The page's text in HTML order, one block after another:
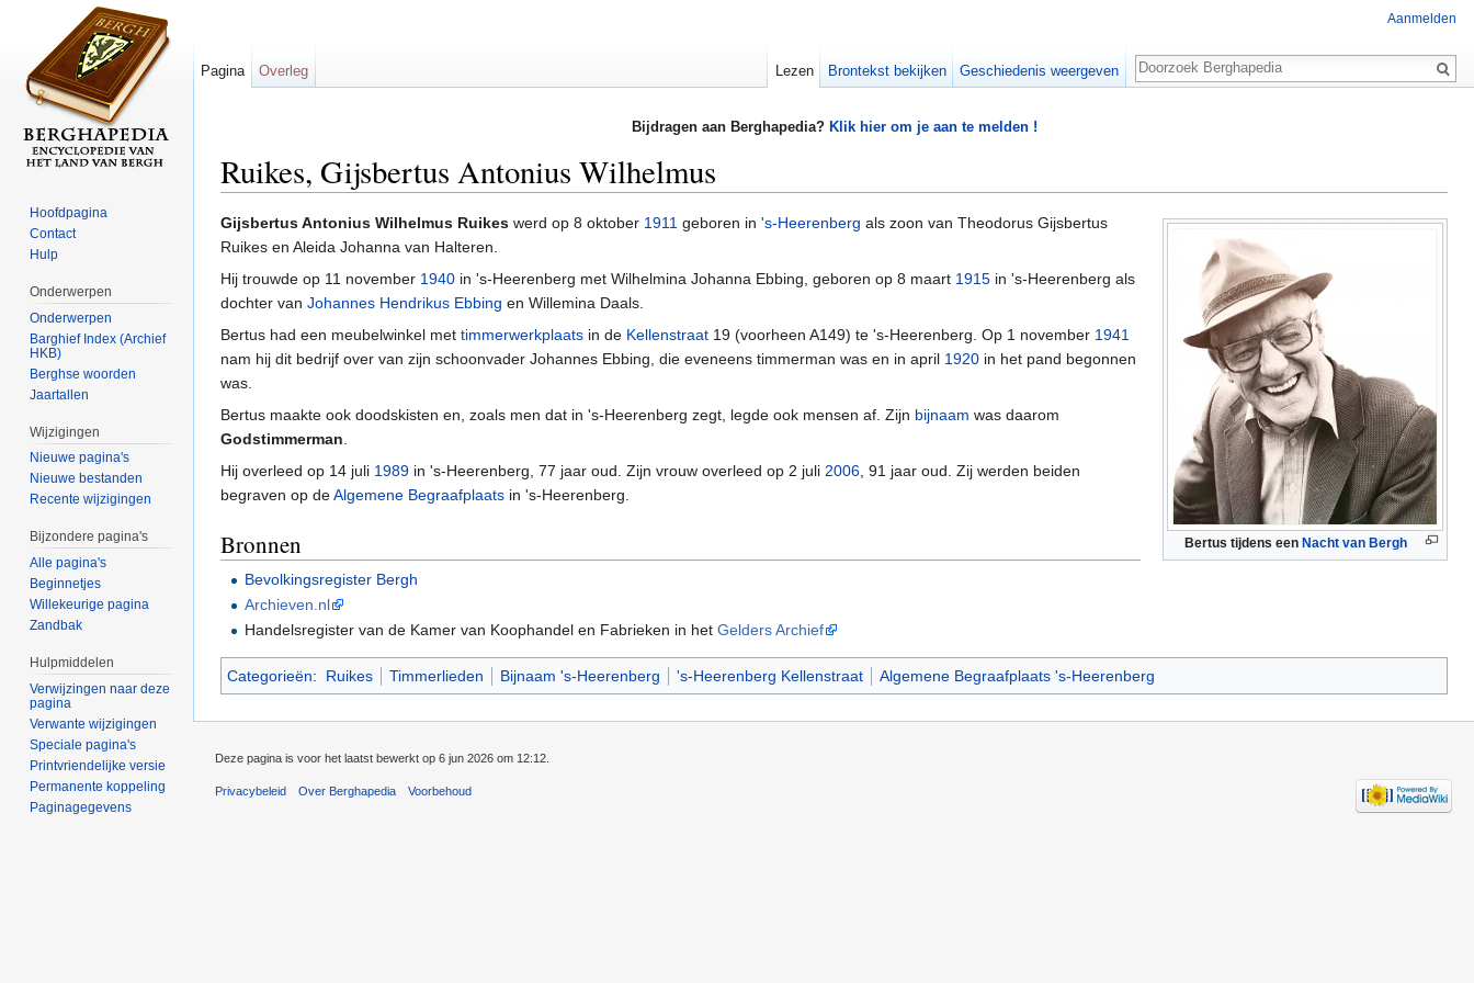
Bijdragen aan Berghapedia? Klik hier om je aan te melden !
Ruikes, Gijsbertus Antonius Wilhelmus
Bertus tijdens een Nacht van Bergh
Gijsbertus Antonius Wilhelmus Ruikes werd op 8 oktober 1911 geboren in 's-Heerenberg als zoon van Theodorus Gijsbertus
Ruikes en Aleida Johanna van Halteren.
Hij trouwde op 11 november 1940 in 's-Heerenberg met Wilhelmina Johanna Ebbing, geboren op 8 maart 1915 in 's-Heerenberg als
dochter van Johannes Hendrikus Ebbing en Willemina Daals.
Bertus had een meubelwinkel met timmerwerkplaats in de Kellenstraat 19 (voorheen A149) te 's-Heerenberg. Op 1 november 1941
nam hij dit bedrijf over van zijn schoonvader Johannes Ebbing, die eveneens timmerman was en in april 1920 in het pand begonnen
was.
Bertus maakte ook doodskisten en, zoals men dat in 's-Heerenberg zegt, legde ook mensen af. Zijn bijnaam was daarom
Godstimmerman.
Hij overleed op 14 juli 1989 in 's-Heerenberg, 77 jaar oud. Zijn vrouw overleed op 2 juli 2006, 91 jaar oud. Zij werden beiden
begraven op deAlgemene Begraafplaats in 's-Heerenberg.
Bronnen
Bevolkingsregister Bergh
Archieven.nl
Handelsregister van de Kamer van Koophandel en Fabrieken in hetGelders Archief
Categorieën: Ruikes Timmerlieden Bijnaam 's-Heerenberg 's-Heerenberg Kellenstraat Algemene Begraafplaats 's-Heerenberg
Aanmelden
Pagina Overleg Lezen Brontekst bekijken Geschiedenis weergeven
Zoeken
Hoofdpagina
Contact
Hulp
Onderwerpen
Onderwerpen
Barghief Index (Archief
HKB)
Berghse woorden
Jaartallen
Wijzigingen
Nieuwe pagina's
Nieuwe bestanden
Recente wijzigingen
Bijzondere pagina's
Alle pagina's
Beginnetjes
Willekeurige pagina
Zandbak
Hulpmiddelen
Verwijzingen naar deze
pagina
Verwante wijzigingen
Speciale pagina's
Printvriendelijke versie
Permanente koppeling
Paginagegevens
Deze pagina is voor het laatst bewerkt op 6 jun 2026 om 12:12.
Privacybeleid Over Berghapedia Voorbehoud